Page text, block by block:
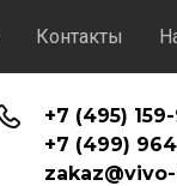
Контакты
+7 (495)
+7 (499)